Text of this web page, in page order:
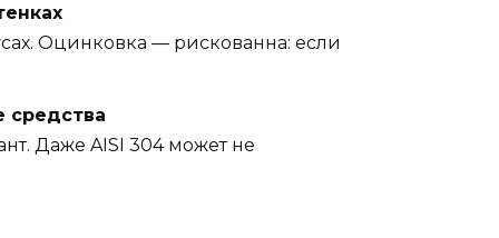
Оцинковка — рискованна: если
Даже AISI 304 может не